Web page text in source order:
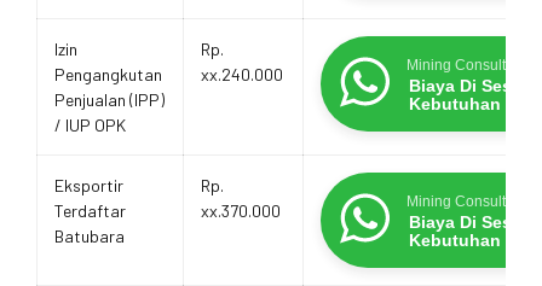
Izin
Pengangkutan
Penjualan (IPP)
/ IUP OPK
Rp.
xx.240.000
Mining Consultants
Biaya Di
Kebutuhan
Eksportir
Terdaftar
Batubara
Rp.
xx.370.000
Mining Consultants
Biaya Di
Kebutuhan